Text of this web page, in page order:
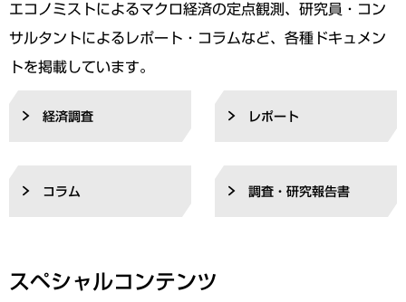
エコノミストによるマクロ経済の定点観測、研究員・コン
サルタントによるレポート・コラムなど、各種ドキュメン
トを掲載しています。
経済調査 レポート
コラム 調査・研究報告書
スペシャルコンテンツ